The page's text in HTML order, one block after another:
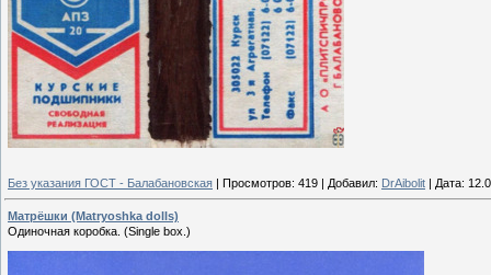
Без указания ГОСТ - Балабановская | Просмотров: 419 | Добавил: DrAibolit | Дата:
Матрёшки (Matryoshka dolls)
Одиночная коробка. (Single box.)